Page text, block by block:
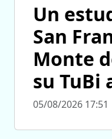
Un
San
Monte
su TuBi
05/08/2026 17:51